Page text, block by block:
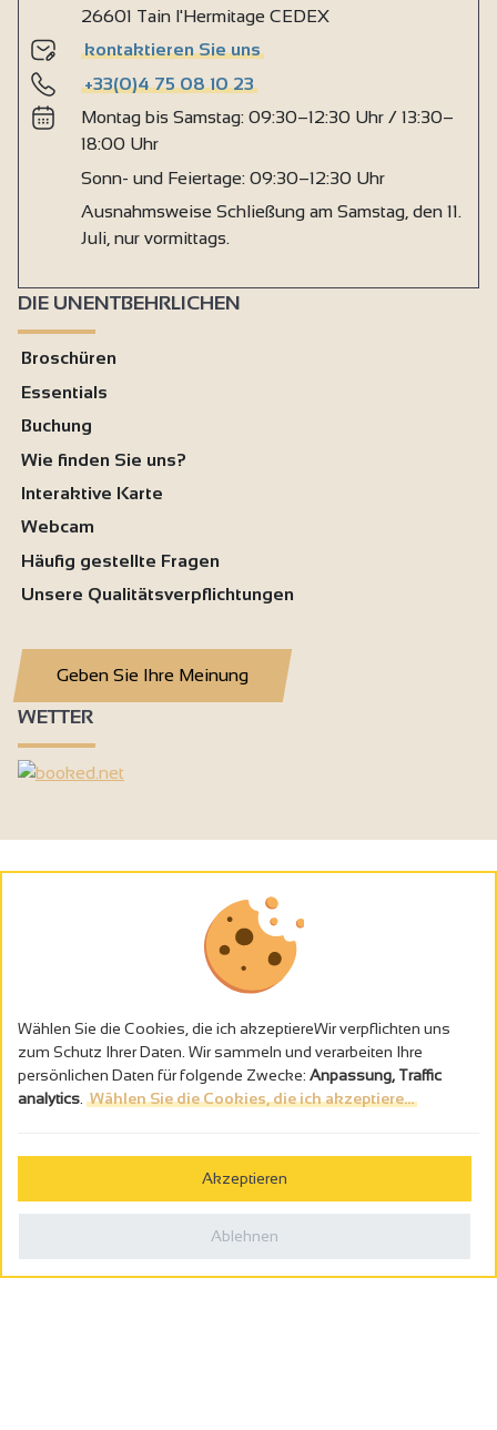
26601 Tain l'Hermitage CEDEX
kontaktieren Sie uns
+33(0)4 75 08 10 23
Montag bis Samstag: 09:30–12:30 Uhr / 13:30–
18:00 Uhr
Sonn- und Feiertage: 09:30–12:30 Uhr
Ausnahmsweise Schließung am Samstag, den 11.
Juli, nur vormittags.
DIE UNENTBEHRLICHEN
Broschüren
Essentials
Buchung
Wie finden Sie uns?
Interaktive Karte
Webcam
Häufig gestellte Fragen
Unsere Qualitätsverpflichtungen
Geben Sie Ihre Meinung
WETTER
Alkoholmissbrauch ist gefährlich für die Gesundheit - trinken Sie in
Politique de confidentialité
Wählen Sie die Cookies, die ich akzeptiereWir verpflichten uns
zum Schutz Ihrer Daten. Wir sammeln und verarbeiten Ihre
persönlichen Daten für folgende Zwecke: Anpassung, Traffic
analytics Wählen Sie die Cookies, die ich akzeptiere...
Akzeptieren
Ablehnen